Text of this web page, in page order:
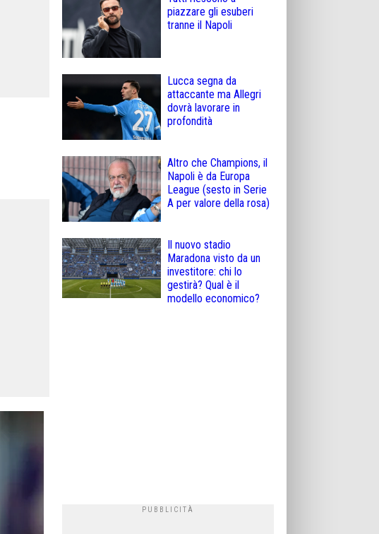
piazzare gli esuberi
tranne il Napoli
Lucca segna da
attaccante ma Allegri
dovrà lavorare in
profondità
Altro che Champions, il
Napoli è da Europa
League (sesto in Serie
A per valore della rosa)
Il nuovo stadio
Maradona visto da un
investitore: chi lo
gestirà? Qual è il
modello economico?